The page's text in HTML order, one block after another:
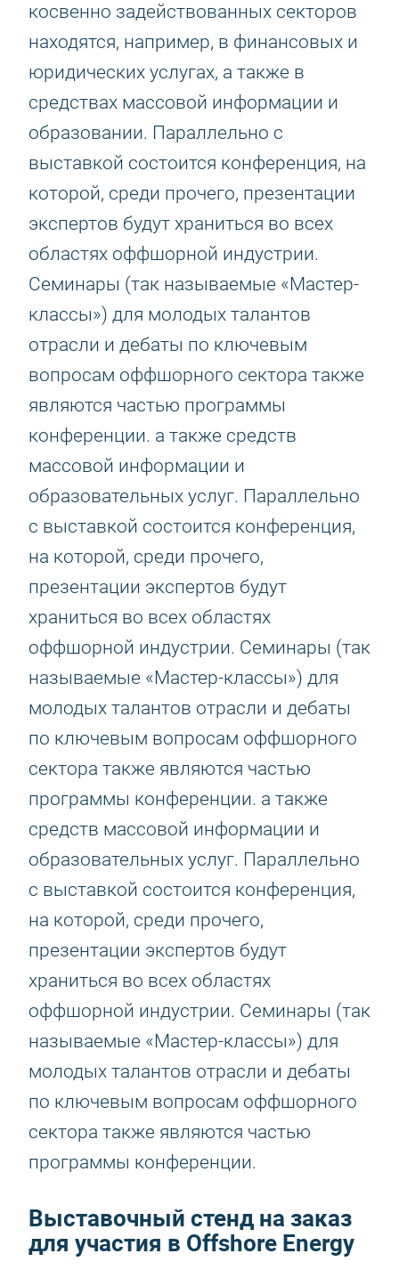
косвенно задействованных секторов
находятся, например, в финансовых и
юридических услугах, а также в
средствах массовой информации и
образовании. Параллельно с
выставкой состоится конференция, на
которой, среди прочего, презентации
экспертов будут храниться во всех
областях оффшорной индустрии.
Семинары (так называемые «Мастер-
классы») для молодых талантов
отрасли и дебаты по ключевым
вопросам оффшорного сектора также
являются частью программы
конференции. а также средств
массовой информации и
образовательных услуг. Параллельно
с выставкой состоится конференция,
на которой, среди прочего,
презентации экспертов будут
храниться во всех областях
оффшорной индустрии. Семинары (так
называемые «Мастер-классы») для
молодых талантов отрасли и дебаты
по ключевым вопросам оффшорного
сектора также являются частью
программы конференции. а также
средств массовой информации и
образовательных услуг. Параллельно
с выставкой состоится конференция,
на которой, среди прочего,
презентации экспертов будут
храниться во всех областях
оффшорной индустрии. Семинары (так
называемые «Мастер-классы») для
молодых талантов отрасли и дебаты
по ключевым вопросам оффшорного
сектора также являются частью
программы конференции.
Выставочный стенд на заказ
для участия в Offshore Energy